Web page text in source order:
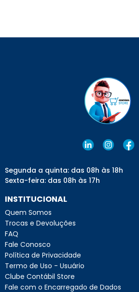
Segunda a quinta: das 08h às 18h
Sexta-feira: das 08h às 17h
INSTITUCIONAL
Quem Somos
Trocas e Devoluções
FAQ
Fale Conosco
Política de Privacidade
Termo de Uso - Usuário
Clube Contábil Store
Fale com o Encarregado de Dados